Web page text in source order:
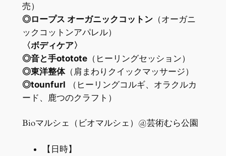
売）
◎ロープス オーガニックコットン（オーガニ
ックコットンアパレル）
〈ボディケア〉
◎音と手ototote（ヒーリングセッション）
◎東洋整体（肩まわりクイックマッサージ）
◎tounfurl （ヒーリングコルギ、オラクルカ
ード、鹿つのクラフト）
Bioマルシェ（ビオマルシェ）@芸術むら公園
【日時】